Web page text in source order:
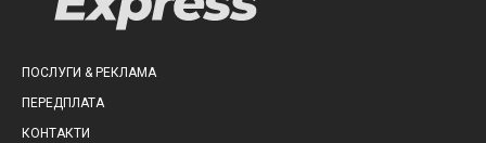
ПОСЛУГИ & РЕКЛАМА
ПЕРЕДПЛАТА
КОНТАКТИ